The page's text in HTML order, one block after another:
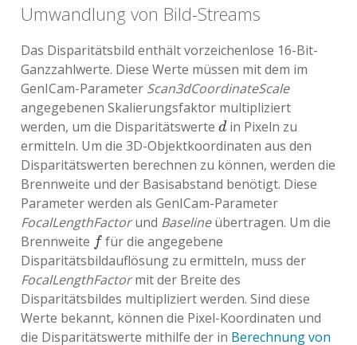
Umwandlung von Bild-Streams
Das Disparitätsbild enthält vorzeichenlose 16-Bit-
Ganzzahlwerte. Diese Werte müssen mit dem im
GenICam-Parameter Scan3dCoordinateScale
angegebenen Skalierungsfaktor multipliziert
werden, um die Disparitätswerte d
din Pixeln zu
ermitteln. Um die 3D-Objektkoordinaten aus den
Disparitätswerten berechnen zu können, werden die
Brennweite und der Basisabstand benötigt. Diese
Parameter werden als GenICam-Parameter
FocalLengthFactorund Baselineübertragen. Um die
Brennweite f
f für die angegebene
Disparitätsbildauflösung zu ermitteln, muss der
FocalLengthFactormit der Breite des
Disparitätsbildes multipliziert werden. Sind diese
Werte bekannt, können die Pixel-Koordinaten und
die Disparitätswerte mithilfe der in Berechnung von